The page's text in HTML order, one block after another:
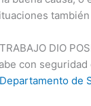
DIO
con
Departamento de